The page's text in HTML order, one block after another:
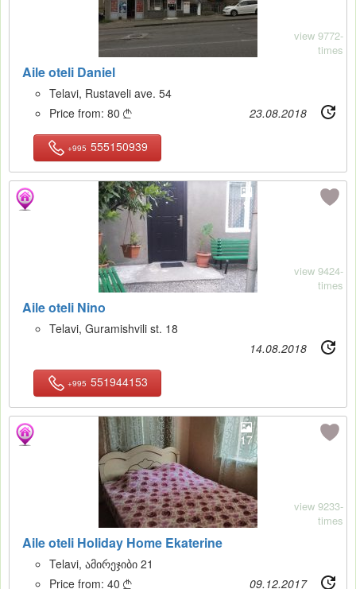
Aile oteli Daniel
view 9772-
times
Telavi, Rustaveli ave. 54
Price from: 80  23.08.2018
+995 555150939
9
Aile oteli Nino
view 9424-
times
Telavi, Guramishvili st. 18
14.08.2018
+995 551944153
17
Aile oteli Holiday Home Ekaterine
view 9233-
times
Telavi, ამირეჯიბი 21
Price from: 40  09.12.2017